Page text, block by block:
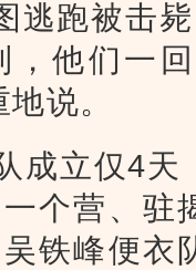
逃跑被击
，他们一
说。
成立仅4天
个营、驻
铁峰便衣